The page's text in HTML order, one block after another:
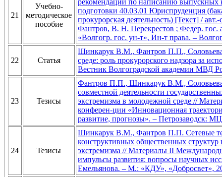
21
Учебно-
методическое
пособие
подготовки 40.03.01 Юриспруденция
прокурорская деятельность) [Текст] /
Фантров, В. Н. Перекрестов ; Федер. гос.
«Волгогр. гос. ун-т», Ин-т права. –
22 Статья
Шинкарук В.М., Фантров П.П.,
среде: роль прокурорского надзора за
Вестник Волгоградской академии МВД
23 Тезисы
Фантров П.П., Шинкарук В.М., Соловьева
совместной деятельности
экстремизма в молодежной среде //
конферен-ции «Инновационная
развитие, прогнозы». – Петрозаводск:
24 Тезисы
Шинкарук В.М., Фантров П.П. Сетевые
конструктивных общественных
экстремизма // Материалы II
импульсы развития: вопросы научных
Емельянова. – М.: «КДУ», «Добросвет»,